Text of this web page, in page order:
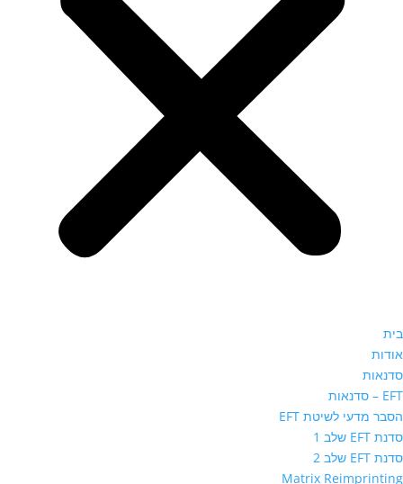
בית
אודות
סדנאות
EFT – סדנאות
הסבר מדעי לשיטת EFT
סדנת EFT שלב 1
סדנת EFT שלב 2
Matrix Reimprinting